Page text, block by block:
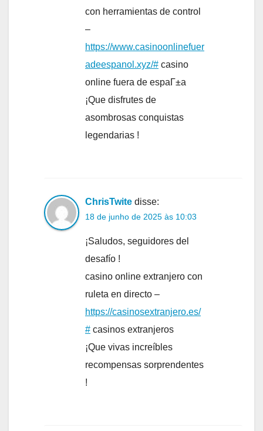
con herramientas de control
–
https://www.casinoonlinefuer
adeespanol.xyz/# casino
online fuera de espaГ±a
¡Que disfrutes de
asombrosas conquistas
legendarias !
ChrisTwite disse:
18 de junho de 2025 às 10:03
¡Saludos, seguidores del
desafío !
casino online extranjero con
ruleta en directo –
https://casinosextranjero.es/
# casinos extranjeros
¡Que vivas increíbles
recompensas sorprendentes
!